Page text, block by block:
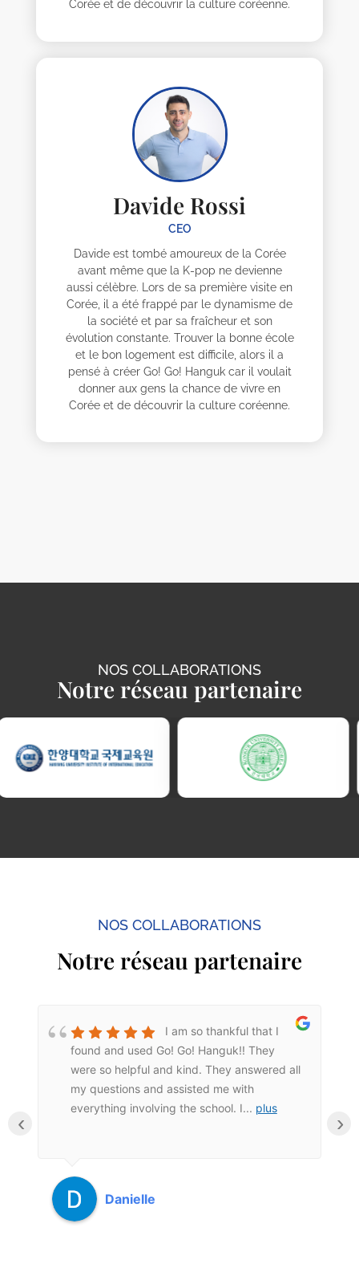
Corée et de découvrir la culture coréenne.
Davide Rossi
CEO
Davide est tombé amoureux de la Corée
avant même que la K-pop ne devienne
aussi célèbre. Lors de sa première visite en
Corée, il a été frappé par le dynamisme de
la société et par sa fraîcheur et son
évolution constante. Trouver la bonne école
et le bon logement est difficile, alors il a
pensé à créer Go! Go! Hanguk car il voulait
donner aux gens la chance de vivre en
Corée et de découvrir la culture coréenne.
Elodie Emma
NOS COLLABORATIONS
Notre réseau partenaire
NOS COLLABORATIONS
Notre réseau partenaire
I am so thankful that I
found and used Go! Go! Hanguk!! They
were so helpful and kind. They answered all
my questions and assisted me with
everything involving the school. I... plus
Danielle
‹ ›